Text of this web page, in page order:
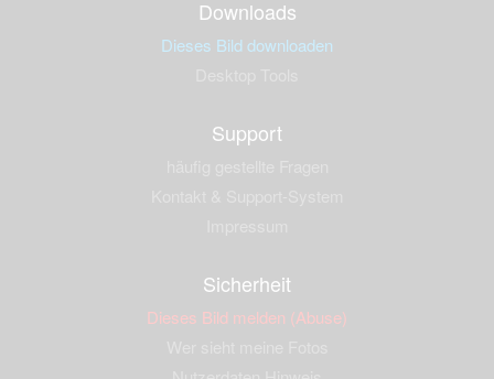
Downloads
Dieses Bild downloaden
Support
Sicherheit
Dieses Bild melden (Abuse)